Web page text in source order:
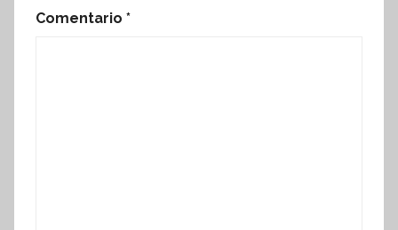
Comentario *